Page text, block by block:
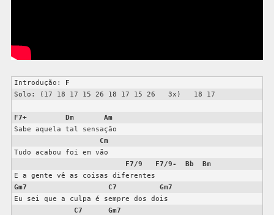
Introdução: F
Solo: (17 18 17 15 26 18 17 15 26   3x)   18 17
F7+ Dm
Am
Sabe aquela tal sensação
Cm
Tudo acabou foi em vão
F7/9
F7/9- Bb
Bm
Gm7
C7
Gm7
Eu sei que a culpa é sempre dos dois
C7
Gm7